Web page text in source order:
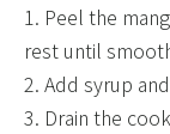
1. Peel the
rest until
2. Add syrup
3. Drain the